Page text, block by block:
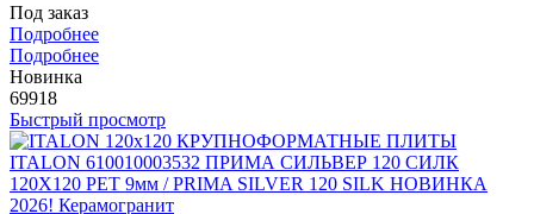
Под заказ
Подробнее
Подробнее
Новинка
69918
Быстрый просмотр